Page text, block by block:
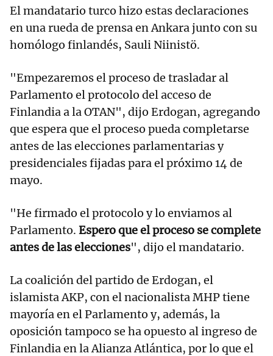
El mandatario turco hizo estas declaraciones
en una rueda de prensa en Ankara junto con su
homólogo finlandés, Sauli Niinistö.
"Empezaremos el proceso de trasladar al
Parlamento el protocolo del acceso de
Finlandia a la OTAN", dijo Erdogan, agregando
que espera que el proceso pueda completarse
antes de las elecciones parlamentarias y
presidenciales fijadas para el próximo 14 de
mayo.
"He firmado el protocolo y lo enviamos al
Parlamento. Espero que el proceso se complete
antes de las elecciones", dijo el mandatario.
La coalición del partido de Erdogan, el
islamista AKP, con el nacionalista MHP tiene
mayoría en el Parlamento y, además, la
oposición tampoco se ha opuesto al ingreso de
Finlandia en la Alianza Atlántica, por lo que el